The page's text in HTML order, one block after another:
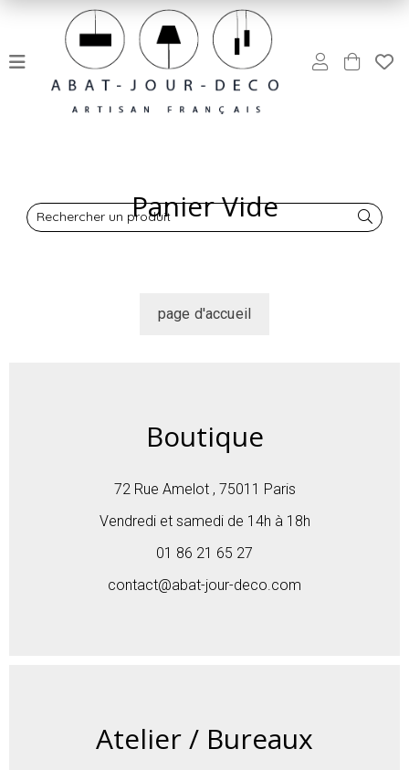
Rechercher un produitPanier Vide
Boutique
72 Rue Amelot , 75011 Paris
Vendredi et samedi de 14h à 18h
01 86 21 65 27
contact@abat-jour-deco.com
Atelier / Bureaux